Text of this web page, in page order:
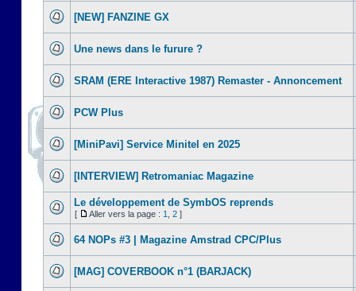
[NEW] FANZINE GX
Une news dans le furure ?
SRAM (ERE Interactive 1987) Remaster - Annoncement
PCW Plus
[MiniPavi] Service Minitel en 2025
[INTERVIEW] Retromaniac Magazine
Le développement de SymbOS reprends
[ Aller vers la page : 1 2 ]
64 NOPs #3 | Magazine Amstrad CPC/Plus
[MAG] COVERBOOK n°1 (BARJACK)